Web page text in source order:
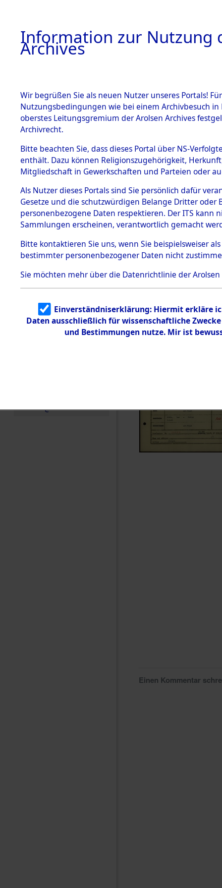
BESTÄNDE
1.
mente
5. Verschiedenes
5.3
Todesmärsche
5.3.1 Alliierte
Erhebungen
zu
Todesmärsch
en
5.3.2
Identifizierun
g
5.3.3
Todesmärsch
e
Dead -
Branch -
0098
Einen Kommentar
Information zur Nutzung
Archives
Wir begrüßen Sie als neuen Nutzer unseres Portals!
Nutzungsbedingungen wie bei einem Archivbesuch
oberstes Leitungsgremium der Arolsen Archives
Archivrecht.
Bitte beachten Sie, dass dieses Portal über NS-
enthält. Dazu können Religionszugehörigkeit,
Mitgliedschaft in Gewerkschaften und Parteien oder
Als Nutzer dieses Portals sind Sie persönlich dafür
Gesetze und die schutzwürdigen Belange Dritter
personenbezogene Daten respektieren. Der ITS
Sammlungen erscheinen, verantwortlich gemacht
Bitte kontaktieren Sie uns, wenn Sie beispielsweiser
bestimmter personenbezogener Daten nicht
Sie möchten mehr über die Datenrichtlinie der Arolsen
Einverständniserklärung: Hiermit erkläre
Daten ausschließlich für wissenschaftliche
und Bestimmungen nutze. Mir ist